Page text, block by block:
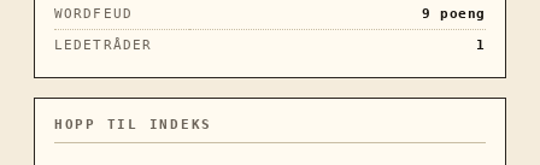
WORDFEUD
9
poeng
LEDETRÅDER
1
HOPP TIL INDEKS